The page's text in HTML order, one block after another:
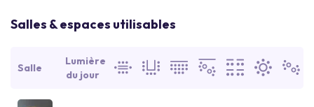
Salles & espaces utilisables
Salle
Lumière
du jour